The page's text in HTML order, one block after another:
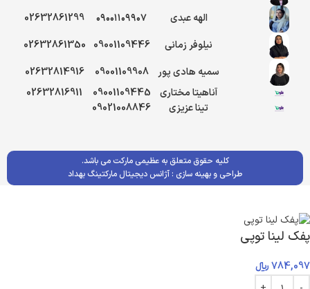
الهه عبدی
۰۹۰۰۱۱۰۹۹۰۷
02632861299
نیلوفر زمانی
09001109446
02632861350
سمیه هادی پور
09001109908
02632814916
آناهیتا مختاری
09001109445
02632816911
تینا عزیزی
09021008846
کلیه حقوق متعلق به عظیمی مارکت می باشد.
طراحی و بهینه سازی : آژانس دیجیتال مارکتینگ بهداد
پفک لینا توپی
784,097﷼